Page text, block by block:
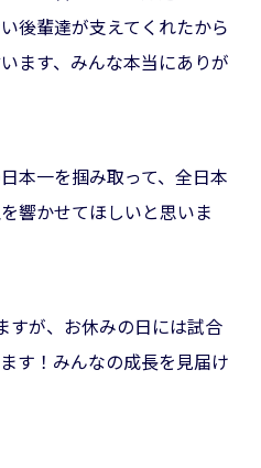
後輩達が支えてくれたから
ます、みんな本当にありが
本一を掴み取って、全日本
響かせてほしいと思いま
すが、お休みの日には試合
す！みんなの成長を見届け